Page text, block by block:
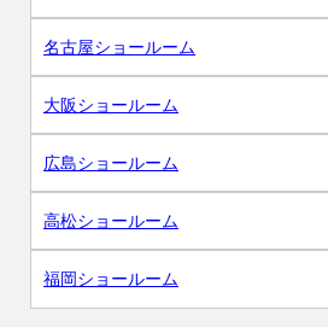
名古屋ショールーム
大阪ショールーム
広島ショールーム
高松ショールーム
福岡ショールーム